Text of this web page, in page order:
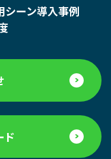
シーン導入事例
ド